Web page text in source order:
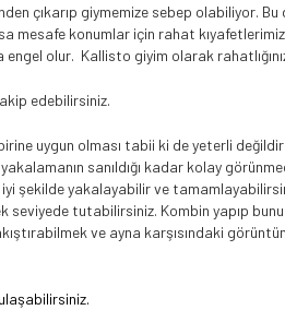
çıkarıp giymemize sebep olabiliyor.
mesafe konumlar için rahat
engel olur. Kallisto giyim olarak
edebilirsiniz.
uygun olması tabii ki de yeterli
sanıldığı kadar kolay
şekilde yakalayabilir ve
tutabilirsiniz. Kombin yapıp bunu
ve ayna karşısındaki
ulaşabilirsiniz.